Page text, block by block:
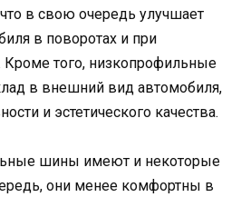
в свою очередь улучшает
в поворотах и при
того, низкопрофильные
в внешний вид автомобиля,
и эстетического качества.
шины имеют и некоторые
они менее комфортны в